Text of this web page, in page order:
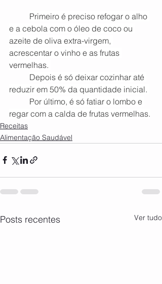
Primeiro é preciso refogar o alho
e a cebola com o óleo de coco ou
azeite de oliva extra-virgem,
acrescentar o vinho e as frutas
vermelhas.
Depois é só deixar cozinhar até
reduzir em 50% da quantidade inicial.
Por último, é só fatiar o lombo e
regar com a calda de frutas vermelhas.
Receitas
Alimentação Saudável
Posts recentes Ver tudo